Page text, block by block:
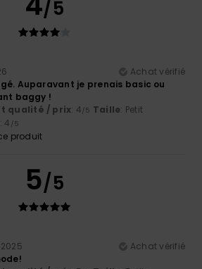
/5
Achat vérifié
Auparavant je prenais basic ou
baggy !
qualité / prix: 4/5 Taille: Petit
: 4 /5
produit
5/5
Achat vérifié